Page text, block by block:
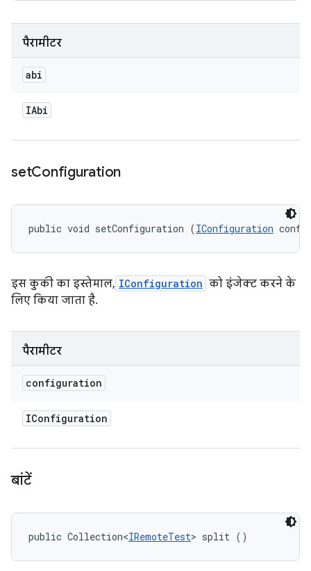
पैरामीटर
abi
IAbi
setConfiguration
public void setConfiguration (IConfiguration
इस कुकी का इस्तेमाल, IConfiguration को इंजेक्ट करने के
लिए किया जाता है.
पैरामीटर
configuration
IConfiguration
बांटें
public Collection<IRemoteTest> split ()